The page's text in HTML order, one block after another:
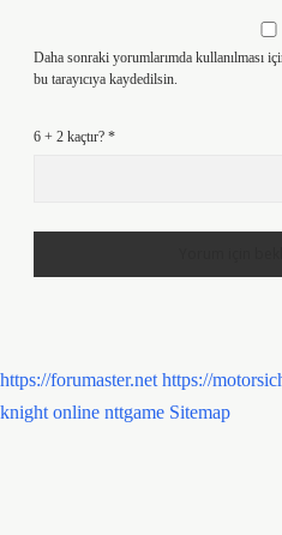
Daha sonraki yorumlarımda kullanılması
bu tarayıcıya kaydedilsin.
6 + 2 kaçtır? *
https://forumaster.net https://
knight online nttgame Sitemap